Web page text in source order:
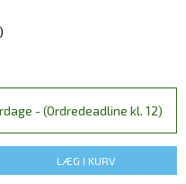
- (Ordredeadline kl. 12)
LÆG I KURV